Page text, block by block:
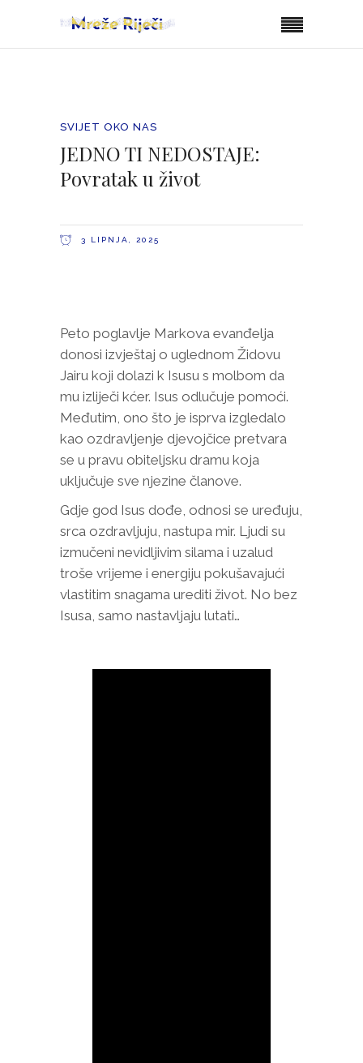
SVIJET OKO NAS
JEDNO TI NEDOSTAJE:
Povratak u život
3 LIPNJA, 2025
Peto poglavlje Markova evanđelja
donosi izvještaj o uglednom Židovu
Jairu koji dolazi k Isusu s molbom da
mu izliječi kćer. Isus odlučuje pomoći.
Međutim, ono što je isprva izgledalo
kao ozdravljenje djevojčice pretvara
se u pravu obiteljsku dramu koja
uključuje sve njezine članove.
Gdje god Isus dođe, odnosi se uređuju,
srca ozdravljuju, nastupa mir. Ljudi su
izmučeni nevidljivim silama i uzalud
troše vrijeme i energiju pokušavajući
vlastitim snagama urediti život. No bez
Isusa, samo nastavljaju lutati…